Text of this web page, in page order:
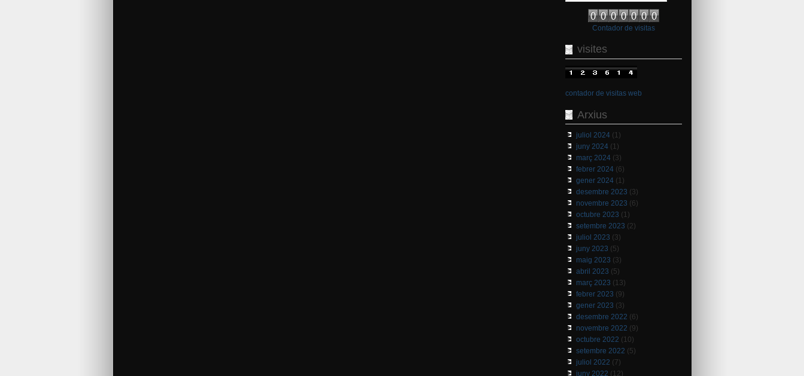
Contador de visitas
visites
contador de visitas web
Arxius
juliol 2024(1)
juny 2024(1)
març 2024(3)
febrer 2024(6)
gener 2024(1)
desembre 2023 (3)
novembre 2023 (6)
octubre 2023 (1)
setembre 2023 (2)
juliol 2023 (3)
juny 2023 (5)
maig 2023 (3)
abril 2023 (5)
març 2023 (13)
febrer 2023 (9)
gener 2023 (3)
desembre 2022 (6)
novembre 2022 (9)
octubre 2022 (10)
setembre 2022 (5)
juliol 2022 (7)
juny 2022 (12)